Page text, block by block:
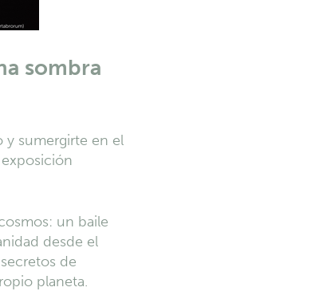
sombra
y sumergirte en el
un baile
desde el
de
planeta.